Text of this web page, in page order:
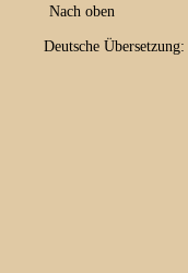
Nach oben
Deutsche Übersetzung: